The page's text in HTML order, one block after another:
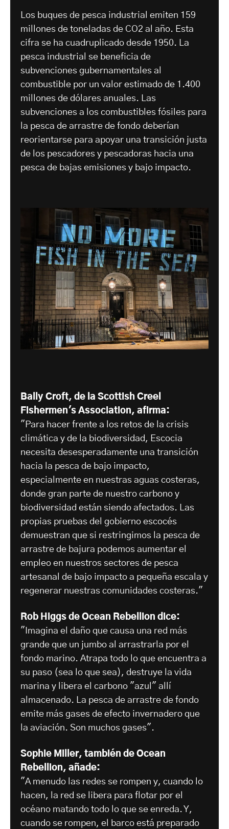
Los buques de pesca industrial emiten 159
millones de toneladas de CO2 al año. Esta
cifra se ha cuadruplicado desde 1950. La
pesca industrial se beneficia de
subvenciones gubernamentales al
combustible por un valor estimado de 1.400
millones de dólares anuales. Las
subvenciones a los combustibles fósiles para
la pesca de arrastre de fondo deberían
reorientarse para apoyar una transición justa
de los pescadores y pescadoras hacia una
pesca de bajas emisiones y bajo impacto.
Bally Croft, de la Scottish Creel
Fishermen's Association, afirma:
"Para hacer frente a los retos de la crisis
climática y de la biodiversidad, Escocia
necesita desesperadamente una transición
hacia la pesca de bajo impacto,
especialmente en nuestras aguas costeras,
donde gran parte de nuestro carbono y
biodiversidad están siendo afectados. Las
propias pruebas del gobierno escocés
demuestran que si restringimos la pesca de
arrastre de bajura podemos aumentar el
empleo en nuestros sectores de pesca
artesanal de bajo impacto a pequeña escala y
regenerar nuestras comunidades costeras."
Rob Higgs de Ocean Rebellion dice:
"Imagina el daño que causa una red más
grande que un jumbo al arrastrarla por el
fondo marino. Atrapa todo lo que encuentra a
su paso (sea lo que sea), destruye la vida
marina y libera el carbono "azul" allí
almacenado. La pesca de arrastre de fondo
emite más gases de efecto invernadero que
la aviación. Son muchos gases".
Sophie Miller, también de Ocean
Rebellion, añade:
"A menudo las redes se rompen y, cuando lo
hacen, la red se libera para flotar por el
océano matando todo lo que se enreda. Y,
cuando se rompen, el barco está preparado